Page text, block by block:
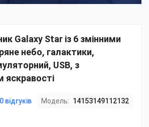
Galaxy Star із 6 змінними
небо, галактики,
USB, з
яскравості
0 відгуків Модель: 14153149112132